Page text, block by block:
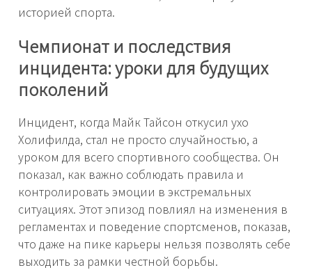
историей спорта.
Чемпионат и последствия
инцидента: уроки для будущих
поколений
Инцидент, когда Майк Тайсон откусил ухо
Холифилда, стал не просто случайностью, а
уроком для всего спортивного сообщества. Он
показал, как важно соблюдать правила и
контролировать эмоции в экстремальных
ситуациях. Этот эпизод повлиял на изменения в
регламентах и поведение спортсменов, показав,
что даже на пике карьеры нельзя позволять себе
выходить за рамки честной борьбы.